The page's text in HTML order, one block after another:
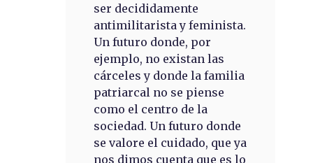
ser decididamente
antimilitarista y feminista.
Un futuro donde, por
ejemplo, no existan las
cárceles y donde la familia
patriarcal no se piense
como el centro de la
sociedad. Un futuro donde
se valore el cuidado, que ya
nos dimos cuenta que es lo